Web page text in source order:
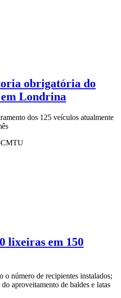
obrigatória do
Londrina
dos 125 veículos atualmente
CMTU
lixeiras em 150
o número de recipientes instalados;
aproveitamento de baldes e latas